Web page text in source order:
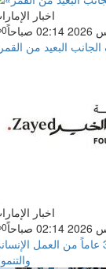
اخبار
0
اخبار
0
مؤسسة زايد الخير.. 34 عاماً من العمل